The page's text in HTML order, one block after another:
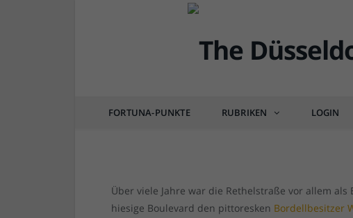
FORTUNA-PUNKTE RUBRIKEN LOGIN
DÜSSEL-HISTÖRCHEN
Ortsangabe: Die zwei
Über viele Jahre war die Rethelstraße vor allem
hiesige Boulevard den pittoresken Bordellbesitzer